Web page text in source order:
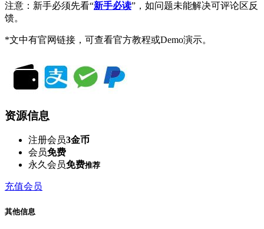
注意：新手必须先看“新手必读”，如问题未能解决可评论区反
馈。
*文中有官网链接，可查看官方教程或Demo演示。
资源信息
注册会员3金币
会员免费
永久会员免费推荐
充值会员
其他信息